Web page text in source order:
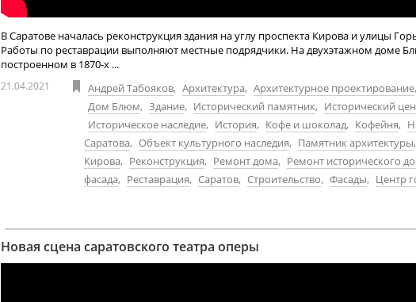
В Саратове началась реконструкция здания на углу проспекта Кирова и улицы
Работы по реставрации выполняют местные подрядчики. На двухэтажном доме
построенном в 1870-х ...
21.04.2021 Андрей Табояков, Архитектура, Архитектурное проектирование,
Дом Блюм, Здание, Исторический памятник, Исторический
Историческое наследие, История, Кофе и шоколад, Кофейня,
Саратова, Объект культурного наследия, Памятник архитектуры,
Кирова, Реконструкция, Ремонт дома, Ремонт исторического
фасада, Реставрация, Саратов, Строительство, Фасады, Центр
Новая сцена саратовского театра оперы